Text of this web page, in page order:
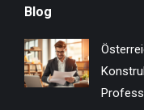
opens
in
new
window
in
new
window
in
new
window
new
Blog